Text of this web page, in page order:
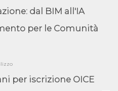
2020-2026: procedimenti
alla Camera, passa ora al
dal BIM all'IA
per le Comunità
per iscrizione OICE